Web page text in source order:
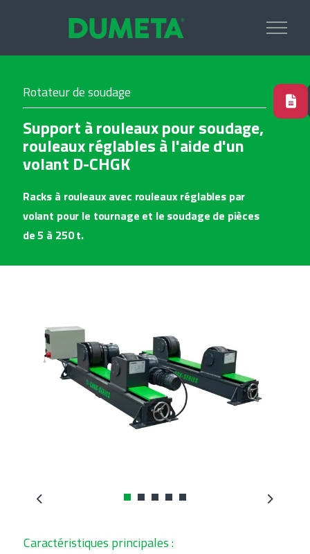
Rotateur de soudage
Support à rouleaux pour soudage,
rouleaux réglables à l'aide d'un
volant D-CHGK
Racks à rouleaux avec rouleaux réglables par
volant pour le tournage et le soudage de pièces
de 5 à 250 t.
Caractéristiques principales :
Previous Next